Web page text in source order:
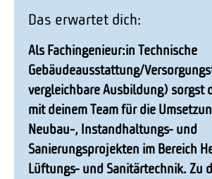
Das erwartet dich:
Als Fachingenieur:in Technische
Gebäudeausstattung/
vergleichbare Ausbildung) sorgst
mit deinem Team für die
Neubau-, Instandhaltungs- und
Sanierungsprojekten im Bereich
Lüftungs- und Sanitärtechnik. Zu